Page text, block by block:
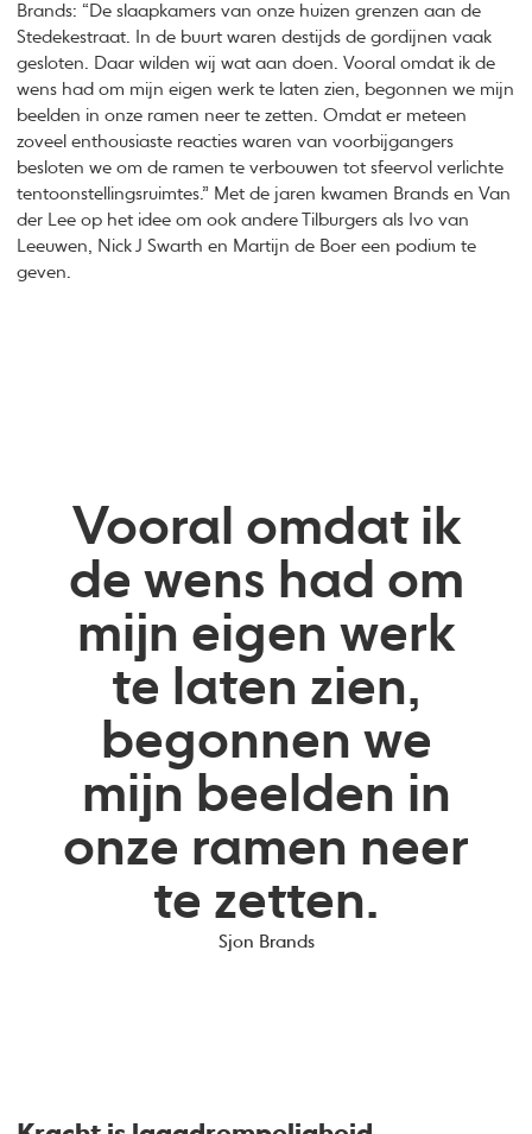
Brands: “De slaapkamers van onze huizen grenzen aan de
Stedekestraat. In de buurt waren destijds de gordijnen vaak
gesloten. Daar wilden wij wat aan doen. Vooral omdat ik de
wens had om mijn eigen werk te laten zien, begonnen we mijn
beelden in onze ramen neer te zetten. Omdat er meteen
zoveel enthousiaste reacties waren van voorbijgangers
besloten we om de ramen te verbouwen tot sfeervol verlichte
tentoonstellingsruimtes.” Met de jaren kwamen Brands en Van
der Lee op het idee om ook andere Tilburgers als Ivo van
Leeuwen, Nick J Swarth en Martijn de Boer een podium te
geven.
Vooral omdat ik
de wens had om
mijn eigen werk
te laten zien,
begonnen we
mijn beelden in
onze ramen neer
te zetten.
Sjon Brands